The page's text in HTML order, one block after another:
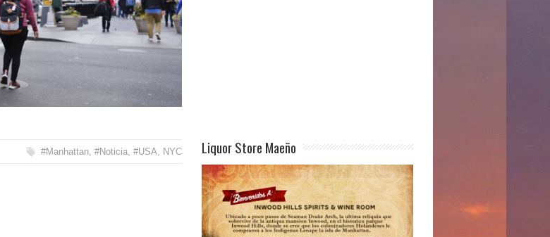
#Manhattan, #Noticia, #USA, NYC Liquor Store Maeño